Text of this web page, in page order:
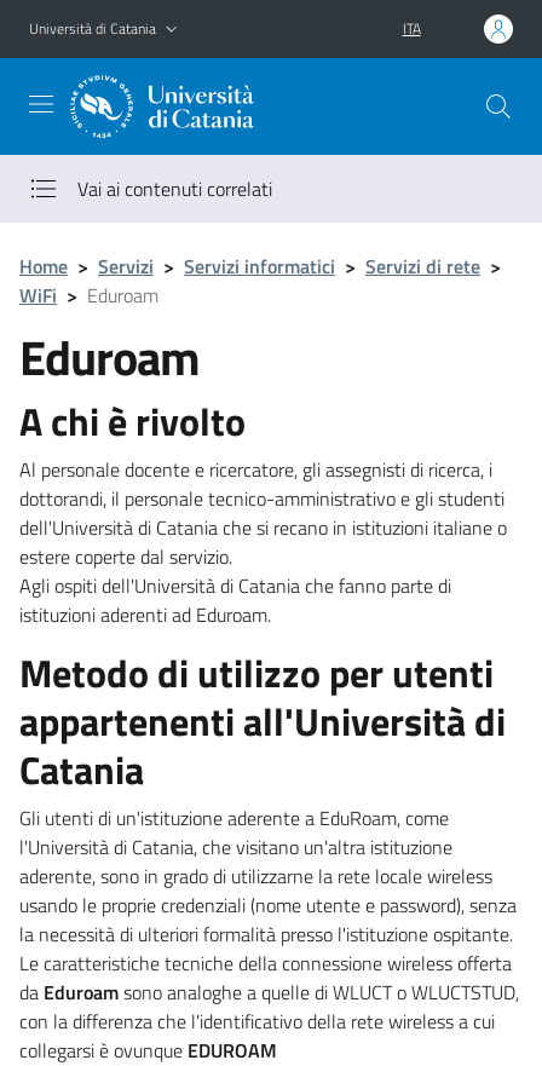
Vai al contenuto principale
Vai al menu di navigazione
Università di Catania ITA
Vai ai contenuti correlati
Home > Servizi > Servizi informatici > Servizi di rete >
WiFi > Eduroam
Eduroam
A chi è rivolto
Al personale docente e ricercatore, gli assegnisti di ricerca, i
dottorandi, il personale tecnico-amministrativo e gli studenti
dell'Università di Catania che si recano in istituzioni italiane o
estere coperte dal servizio.
Agli ospiti dell'Università di Catania che fanno parte di
istituzioni aderenti ad Eduroam.
Metodo di utilizzo per utenti
appartenenti all'Università di
Catania
Gli utenti di un'istituzione aderente a EduRoam, come
l'Università di Catania, che visitano un'altra istituzione
aderente, sono in grado di utilizzarne la rete locale wireless
usando le proprie credenziali (nome utente e password), senza
la necessità di ulteriori formalità presso l'istituzione ospitante.
Le caratteristiche tecniche della connessione wireless offerta
da Eduroamsono analoghe a quelle di WLUCT o WLUCTSTUD,
con la differenza che l'identificativo della rete wireless a cui
collegarsi è ovunque EDUROAM